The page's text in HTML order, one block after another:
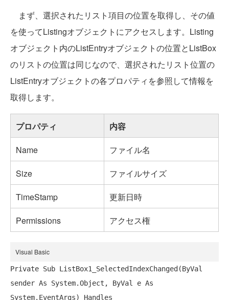
まず、選択されたリスト項目の位置を取得し、その値
を使ってListingオブジェクトにアクセスします。Listing
オブジェクト内のListEntryオブジェクトの位置とListBox
のリストの位置は同じなので、選択されたリスト位置の
ListEntryオブジェクトの各プロパティを参照して情報を
取得します。
プロパティ
内容
Name
ファイル名
Size
ファイルサイズ
TimeStamp
更新日時
Permissions
アクセス権
Visual Basic
Private Sub ListBox1_SelectedIndexChanged(ByVal
sender As System.Object, ByVal e As
System.EventArgs) Handles